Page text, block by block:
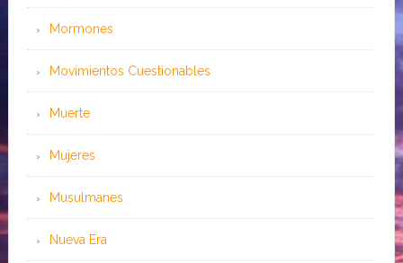
Mormones
Movimientos Cuestionables
Muerte
Mujeres
Musulmanes
Nueva Era